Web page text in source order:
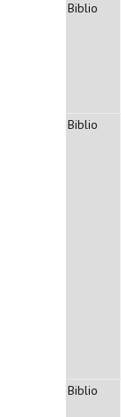
Biblio
Biblio
Biblio